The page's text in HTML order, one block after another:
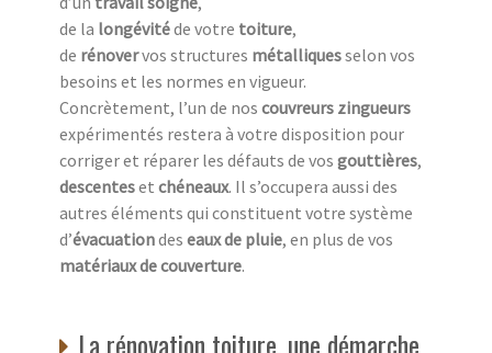
de la longévitéde votre toiture,
de rénovervos structures métalliquesselon vos
besoins et les normes en vigueur.
Concrètement, l’un de nos couvreurs zingueurs
expérimentés restera à votre disposition pour
corriger et réparer les défauts de vos gouttières,
descenteset chéneaux. Il s’occupera aussi des
autres éléments qui constituent votre système
d’évacuationdes eaux de pluie, en plus de vos
matériaux de couverture.
La rénovation toiture, une démarche